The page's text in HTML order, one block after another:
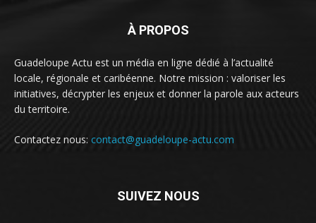
À PROPOS
Guadeloupe Actu est un média en ligne dédié à l’actualité
locale, régionale et caribéenne. Notre mission : valoriser les
initiatives, décrypter les enjeux et donner la parole aux acteurs
du territoire.
Contactez nous: contact@guadeloupe-actu.com
SUIVEZ NOUS